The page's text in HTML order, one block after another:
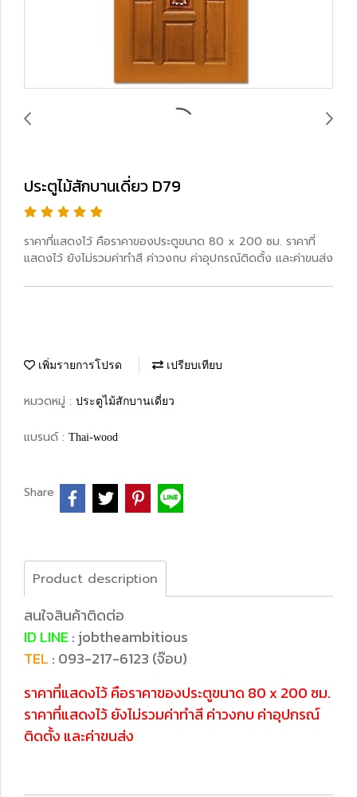
ประตูไม้สักบานเดี่ยว D79
ราคาที่แสดงไว้ คือราคาของประตูขนาด 80 x 200 ซม. ราคาที่
แสดงไว้ ยังไม่รวมค่าทำสี ค่าวงกบ ค่าอุปกรณ์ติดตั้ง และค่าขนส่ง
เพิ่มรายการโปรด เปรียบเทียบ
หมวดหมู่ : ประตูไม้สักบานเดี่ยว
แบรนด์ : Thai-wood
Share
Product description
สนใจสินค้าติดต่อ
ID LINE : jobtheambitious
TEL : 093-217-6123 (จ๊อบ)
ราคาที่แสดงไว้ คือราคาของประตูขนาด 80 x 200 ซม.
ราคาที่แสดงไว้ ยังไม่รวมค่าทำสี ค่าวงกบ ค่าอุปกรณ์
ติดตั้ง และค่าขนส่ง